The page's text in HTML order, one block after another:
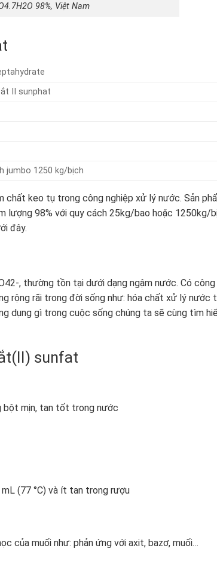
98%, Việt Nam
II sunphat
jumbo 1250 kg/bịch
chất keo tụ trong công nghiệp xử lý nước. Sản
lượng 98% với quy cách 25kg/bao hoặc 1250kg/
đây.
42-, thường tồn tại dưới dạng ngậm nước. Có công
rộng rãi trong đời sống như: hóa chất xử lý nước
dụng gì trong cuộc sống chúng ta sẽ cùng tìm
sunfat
bột mịn, tan tốt trong nước
(77 °C) và ít tan trong rượu
của muối như: phản ứng với axit, bazơ, muối…